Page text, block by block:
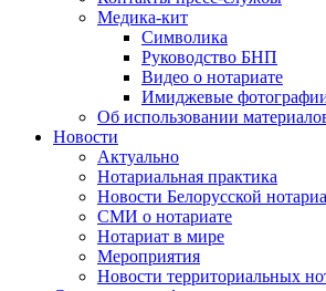
Медика-кит
Символика
Руководство БНП
Видео о нотариате
Имиджевые
Об использовании
Новости
Актуально
Нотариальная практика
Новости Белорусской
СМИ о нотариате
Нотариат в мире
Мероприятия
Новости территориальных